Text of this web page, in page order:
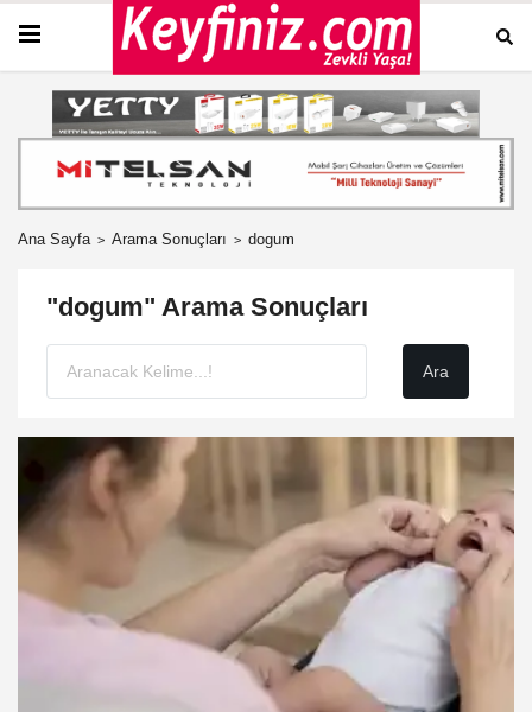
Ana Sayfa Arama Sonuçları dogum
"dogum" Arama Sonuçları